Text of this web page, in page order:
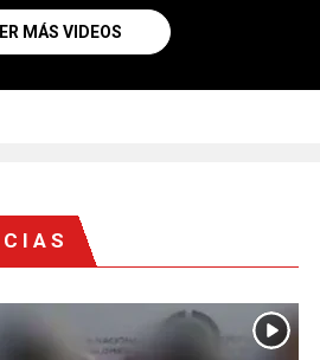
MÁS VIDEOS